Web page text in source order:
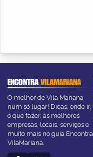
ENCONTRAVILAMARIANA
O melhor de Vila Mariana
num só lugar! Dicas, onde ir,
o que fazer, as melhores
empresas, locais, serviços e
muito mais no guia Encontra
VilaMariana.